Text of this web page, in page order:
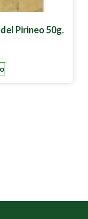
Pirineo 50g.